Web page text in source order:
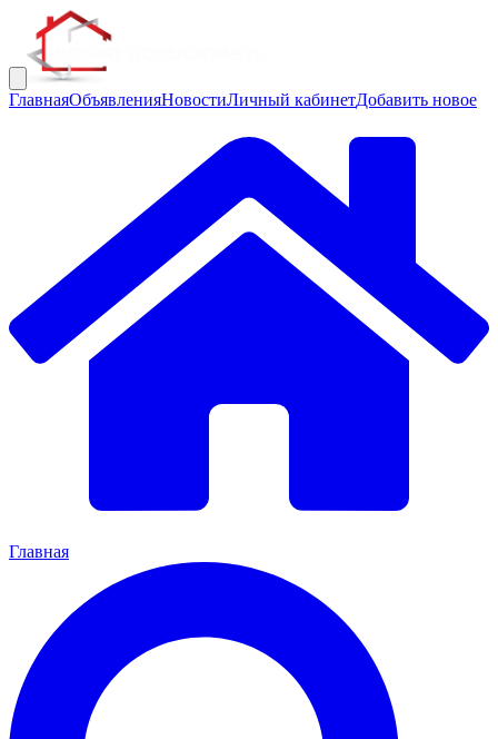
ГлавнаяОбъявленияНовостиЛичный кабинетДобавить новое
Главная